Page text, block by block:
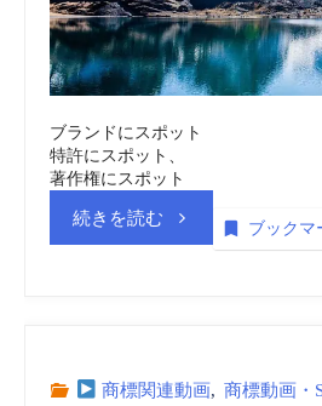
庁
(SENAPI)
vol.6
商
標
画
ブランドにスポット
特許にスポット、
著作権にスポット
続きを読む“ボ
ア
ブックマ
商標関連動画, 商標動画・